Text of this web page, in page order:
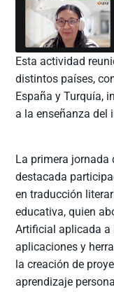
Esta actividad
distintos países,
España y Turquía,
a la enseñanza del
La primera jornada
destacada
en traducción
educativa, quien
Artificial aplicada a
aplicaciones y
la creación de
aprendizaje